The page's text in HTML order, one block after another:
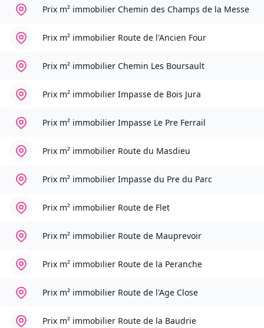
Prix m² immobilier Chemin des Champs de la Messe
Prix m² immobilier Route de l'Ancien Four
Prix m² immobilier Chemin Les Boursault
Prix m² immobilier Impasse de Bois Jura
Prix m² immobilier Impasse Le Pre Ferrail
Prix m² immobilier Route du Masdieu
Prix m² immobilier Impasse du Pre du Parc
Prix m² immobilier Route de Flet
Prix m² immobilier Route de Mauprevoir
Prix m² immobilier Route de la Peranche
Prix m² immobilier Route de l'Age Close
Prix m² immobilier Route de la Baudrie